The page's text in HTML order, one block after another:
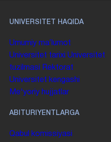
UNIVERSITET HAQIDA
Umumiy maʼlumot
Universitet tarixi Universitet
tuzilmasi Rektorat
Universitet kengashi
Me'yoriy hujjatlar
ABITURIYENTLARGA
Qabul komissiyasi